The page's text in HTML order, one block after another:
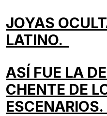
JOYAS
LATINO.
ASÍ FUE LA
CHENTE DE
ESCENARIOS.